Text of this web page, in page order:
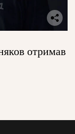
отримав